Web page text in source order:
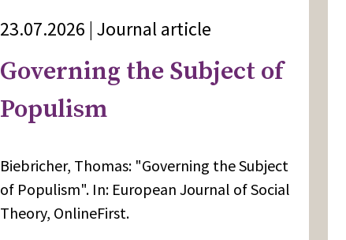
23.07.2026 | Journal article
Governing the Subject of
Populism
Biebricher, Thomas: "Governing the Subject
of Populism". In: European Journal of Social
Theory, OnlineFirst.